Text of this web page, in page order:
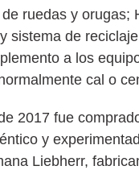
ruedas y orugas;
sistema de
a los
cal o
2017 fue
y
Liebherr,